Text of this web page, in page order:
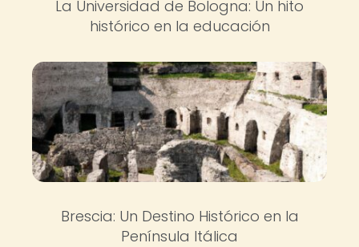
La Universidad de Bologna: Un hito
histórico en la educación
Brescia: Un Destino Histórico en la
Península Itálica